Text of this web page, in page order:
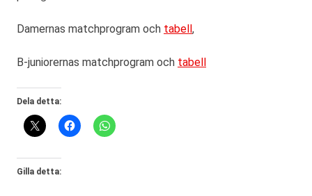
Damernas matchprogram och tabell,
B-juniorernas matchprogram och tabell
Dela detta:
Gilla detta: